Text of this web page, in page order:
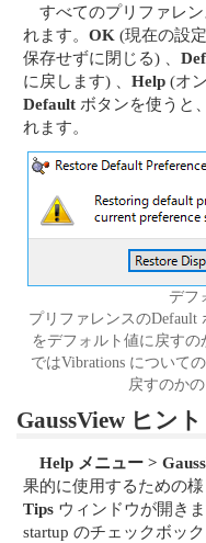
すべてのプリファレ
れます。OK (現在の設
保存せずに閉じる) 、
に戻します) 、Help (オ
Default ボタンを使うと
れます。
デフ
プリファレンスのDefault
をデフォルト値に戻す
ではVibrations について
戻すのか
GaussView ヒン
Help メニュー >
果的に使用するための
Tips ウィンドウが開き
startup のチェックボッ